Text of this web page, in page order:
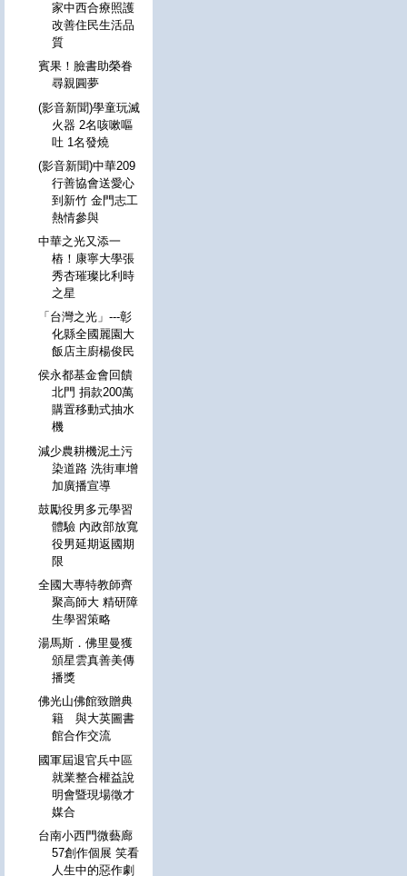
家中西合療照護
改善住民生活品
質
賓果！臉書助榮眷
尋親圓夢
(影音新聞)學童玩滅
火器 2名咳嗽嘔
吐 1名發燒
(影音新聞)中華209
行善協會送愛心
到新竹 金門志工
熱情參與
中華之光又添一
樁！康寧大學張
秀杏璀璨比利時
之星
「台灣之光」---彰
化縣全國麗園大
飯店主廚楊俊民
侯永都基金會回饋
北門 捐款200萬
購置移動式抽水
機
減少農耕機泥土污
染道路 洗街車增
加廣播宣導
鼓勵役男多元學習
體驗 內政部放寬
役男延期返國期
限
全國大專特教師齊
聚高師大 精研障
生學習策略
湯馬斯．佛里曼獲
頒星雲真善美傳
播獎
佛光山佛館致贈典
籍 與大英圖書
館合作交流
國軍屆退官兵中區
就業整合權益說
明會暨現場徵才
媒合
台南小西門微藝廊
57創作個展 笑看
人生中的惡作劇